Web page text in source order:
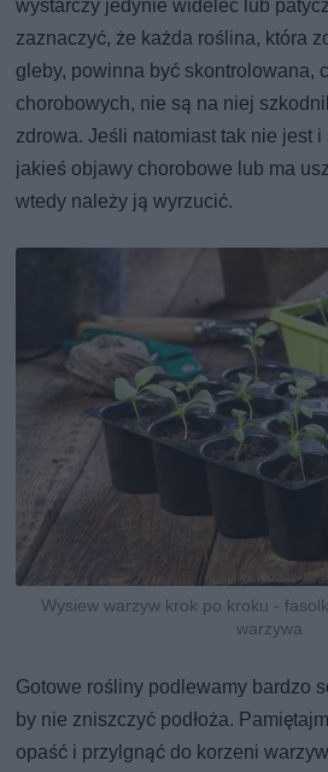
wystarczy jedynie widelec lub
zaznaczyć, że każda roślina, która
gleby, powinna być skontrolowana,
chorobowych, nie są na niej
zdrowa. Jeśli natomiast tak nie jest
jakieś objawy chorobowe lub ma
wtedy należy ją wyrzucić.
Wysiew warzyw krok po kroku -
warzywa
Gotowe rośliny podlewamy bardzo
by nie zniszczyć podłoża.
opaść i przylgnąć do korzeni